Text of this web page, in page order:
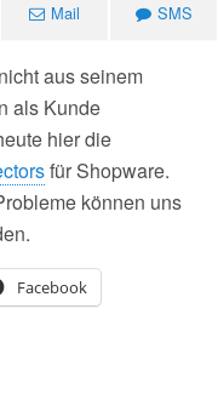
Mail SMS
aus seinem
als Kunde
hier die
für Shopware.
können uns
Facebook